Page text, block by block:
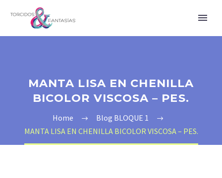
MANTA LISA EN CHENILLA
BICOLOR VISCOSA – PES.
Home
Blog BLOQUE 1
MANTA LISA EN CHENILLA BICOLOR VISCOSA – PES.